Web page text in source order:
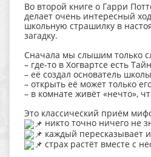
Во второй книге о Гарри
делает очень интересный
школьную страшилку в
загадку.
Сначала мы слышим только
– где‑то в Хогвартсе есть
– её создал основатель
– открыть её может только
– в комнате живёт «нечто»,
Это классический приём
никто точно ничего не
каждый пересказывает
страх растёт вместе с